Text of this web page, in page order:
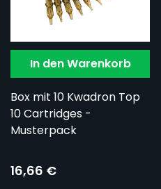
In den Warenkorb
Box mit 10 Kwadron Top
10 Cartridges -
Musterpack
16,66 €